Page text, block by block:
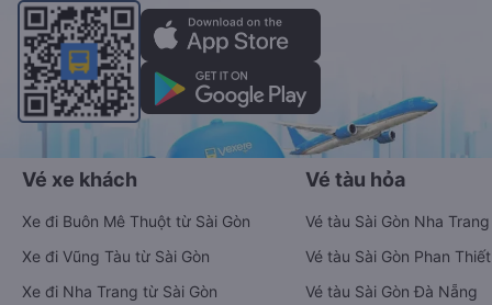
Vé xe khách
Xe đi Buôn Mê Thuột từ Sài Gòn
Xe đi Vũng Tàu từ Sài Gòn
Xe đi Nha Trang từ Sài Gòn
Vé tàu hỏa
Vé tàu Sài Gòn Nha Trang
Vé tàu Sài Gòn Phan Thiết
Vé tàu Sài Gòn Đà Nẵng